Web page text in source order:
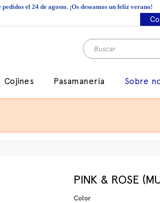
el 24 de agosto. ¡Os deseamos un feliz verano!
Cojines Pasamanería Sobre
PINK & ROSE
Color